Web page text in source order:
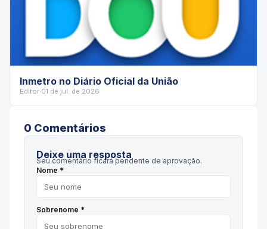
Inmetro no Diário Oficial da União
Editor·01 de jul. de 2026
0 Comentários
Deixe uma resposta
Seu comentário ficará pendente de aprovação.
Nome *
Sobrenome *